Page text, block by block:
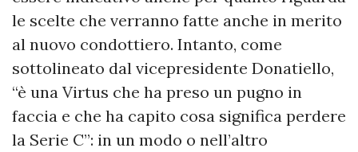
le scelte che verranno fatte anche in merito
al nuovo condottiero. Intanto, come
sottolineato dal vicepresidente Donatiello,
“è una Virtus che ha preso un pugno in
faccia e che ha capito cosa significa perdere
la Serie C”: in un modo o nell’altro